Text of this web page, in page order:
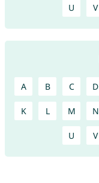
U V
A B C D
K L M N
U V